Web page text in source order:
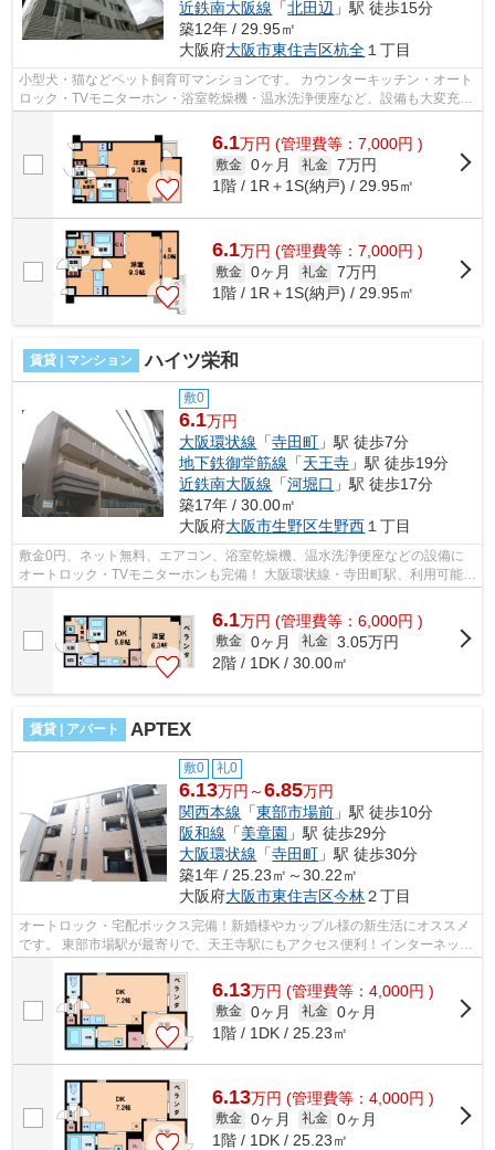
近鉄南大阪線 「北田辺 」駅 徒歩15分
築12年 / 29.95㎡
大阪府大阪市東住吉区杭全 １丁目
小型犬・猫などペット飼育可マンションです。 カウンターキッチン・オート
ロック・TVモニターホン・浴室乾燥機・温水洗浄便座など、設備も大変充実
しております。バイク置場あり！ ■...
6.1万円 (管理費等：7,000円 )
敷金 0ヶ月 礼金 7万円
1階 / 1R＋1S(納戸) / 29.95㎡
6.1万円 (管理費等：7,000円 )
敷金 0ヶ月 礼金 7万円
1階 / 1R＋1S(納戸) / 29.95㎡
賃貸 | マンション ハイツ栄和
敷0
6.1万円
大阪環状線 「寺田町 」駅 徒歩7分
地下鉄御堂筋線 「天王寺 」駅 徒歩19分
近鉄南大阪線 「河堀口 」駅 徒歩17分
築17年 / 30.00㎡
大阪府大阪市生野区生野西１丁目
敷金0円、ネット無料、エアコン、浴室乾燥機、温水洗浄便座などの設備に
オートロック・TVモニターホンも完備！ 大阪環状線・寺田町駅、利用可能！
6.1万円 (管理費等：6,000円 )
敷金 0ヶ月 礼金 3.05万円
2階 / 1DK / 30.00㎡
賃貸 | アパート APTEX
敷0 礼0
6.13万円～6.85万円
関西本線 「東部市場前 」駅 徒歩10分
阪和線 「美章園 」駅 徒歩29分
大阪環状線 「寺田町 」駅 徒歩30分
築1年 / 25.23㎡～30.22㎡
大阪府大阪市東住吉区今林２丁目
オートロック・宅配ボックス完備！新婚様やカップル様の新生活にオススメ
です。 東部市場駅が最寄りで、天王寺駅にもアクセス便利！インターネット
6.13万円 (管理費等：4,000円 )
敷金 0ヶ月 礼金 0ヶ月
1階 / 1DK / 25.23㎡
6.13万円 (管理費等：4,000円 )
敷金 0ヶ月 礼金 0ヶ月
1階 / 1DK / 25.23㎡